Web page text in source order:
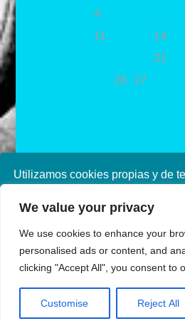
Utilizamos cookies propias y de
navegando, consideramos que
política de cookies consulte
privacidad
We value your privacy
We use cookies to enhance your
personalised ads or content, and
clicking "Accept All", you consent to
Customise Reject All
4
11
14
21
26 27
Diseñado por Ana